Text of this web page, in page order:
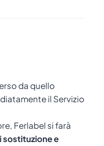
da quello
il Servizio
Ferlabel si farà
sostituzione e